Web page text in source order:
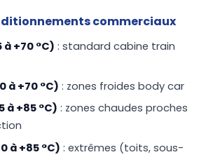
commerciaux
à +70 °C) : standard cabine train
à +70 °C) : zones froides body car
à +85 °C) : zones chaudes proches
à +85 °C) : extrêmes (toits, sous-